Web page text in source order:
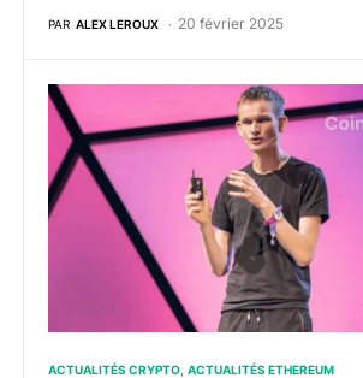
PAR ALEX LEROUX 20 février 2025
Ethereum : Vitalik dévoile un plan
ACTUALITÉS CRYPTO ACTUALITÉS ETHEREUM